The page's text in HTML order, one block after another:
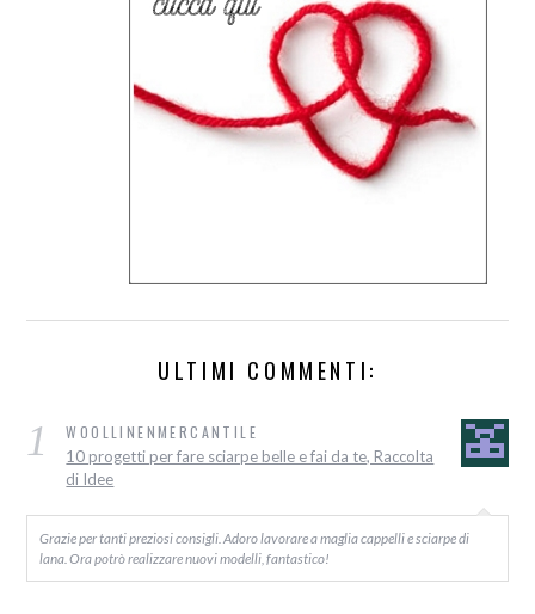
ULTIMI COMMENTI:
1 WOOLLINENMERCANTILE
10 progetti per fare sciarpe belle e fai da te, Raccolta
di Idee
Grazie per tanti preziosi consigli. Adoro lavorare a maglia cappelli e sciarpe di
lana. Ora potrò realizzare nuovi modelli, fantastico!